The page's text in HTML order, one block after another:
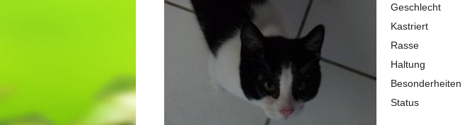
Geschlecht
Kastriert
Rasse
Haltung
Besonderheiten
Status